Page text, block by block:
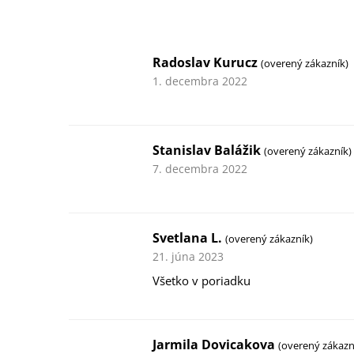
Radoslav Kurucz(overený zákazník)
1. decembra 2022
Stanislav Balážik(overený zákazník)
7. decembra 2022
Svetlana L.(overený zákazník)
21. júna 2023
Všetko v poriadku
Jarmila Dovicakova(overený